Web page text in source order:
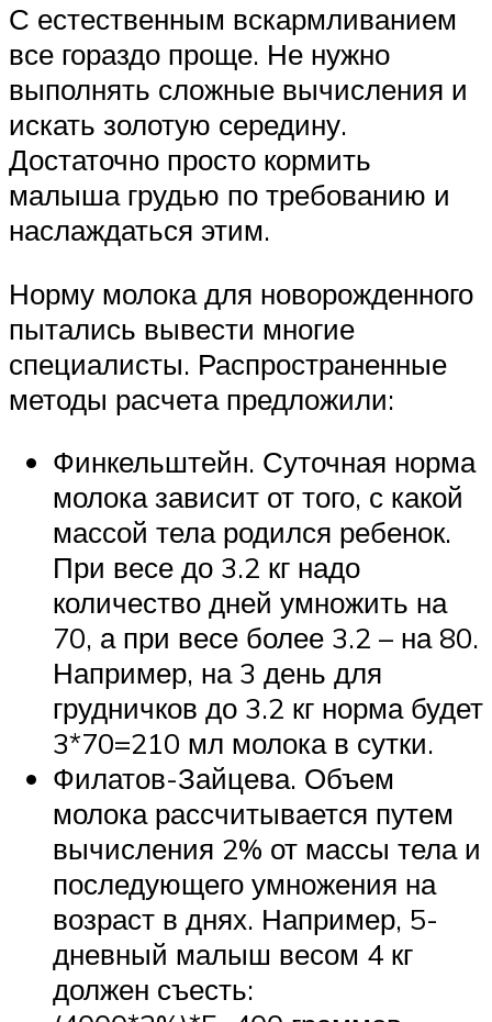
С естественным вскармливанием
все гораздо проще. Не нужно
выполнять сложные вычисления и
искать золотую середину.
Достаточно просто кормить
малыша грудью по требованию и
наслаждаться этим.
Норму молока для новорожденного
пытались вывести многие
специалисты. Распространенные
методы расчета предложили:
Финкельштейн. Суточная норма
молока зависит от того, с какой
массой тела родился ребенок.
При весе до 3.2 кг надо
количество дней умножить на
70, а при весе более 3.2 – на 80.
Например, на 3 день для
грудничков до 3.2 кг норма будет
3*70=210 мл молока в сутки.
Филатов-Зайцева. Объем
молока рассчитывается путем
вычисления 2% от массы тела и
последующего умножения на
возраст в днях. Например, 5-
дневный малыш весом 4 кг
должен съесть: